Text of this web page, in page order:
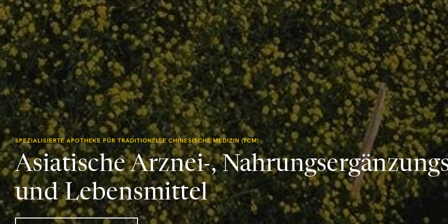
SPEZIALISIERTE APOTHEKE FÜR TRADITIONELLE CHINESISCHE MEDIZIN (TCM)
Asiatische Arznei-,
und Lebensmittel